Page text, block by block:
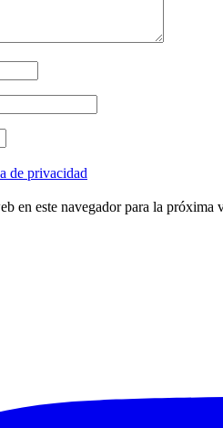
de privacidad
en este navegador para la próxima